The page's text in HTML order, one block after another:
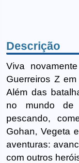
Descrição
Viva
Guerreiros Z
Além das
no mundo de
pescando,
Gohan, Vegeta
aventuras:
com outros